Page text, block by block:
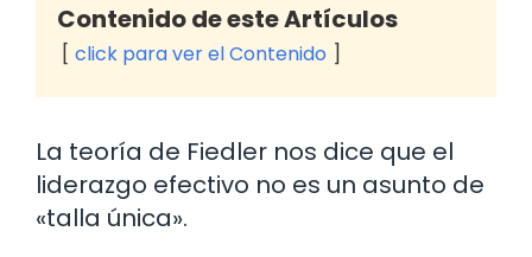
Contenido de este Artículos
click para ver el Contenido
La teoría de Fiedler nos dice que el
liderazgo efectivo no es un asunto de
«talla única».